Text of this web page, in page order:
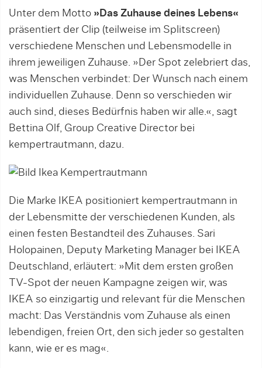
Unter dem Motto »Das Zuhause deines Lebens«
präsentiert der Clip (teilweise im Splitscreen)
verschiedene Menschen und Lebensmodelle in
ihrem jeweiligen Zuhause. »Der Spot zelebriert das,
was Menschen verbindet: Der Wunsch nach einem
individuellen Zuhause. Denn so verschieden wir
auch sind, dieses Bedürfnis haben wir alle.«, sagt
Bettina Olf, Group Creative Director bei
kempertrautmann, dazu.
Die Marke IKEA positioniert kempertrautmann in
der Lebensmitte der verschiedenen Kunden, als
einen festen Bestandteil des Zuhauses. Sari
Holopainen, Deputy Marketing Manager bei IKEA
Deutschland, erläutert: »Mit dem ersten großen
TV-Spot der neuen Kampagne zeigen wir, was
IKEA so einzigartig und relevant für die Menschen
macht: Das Verständnis vom Zuhause als einen
lebendigen, freien Ort, den sich jeder so gestalten
kann, wie er es mag«.